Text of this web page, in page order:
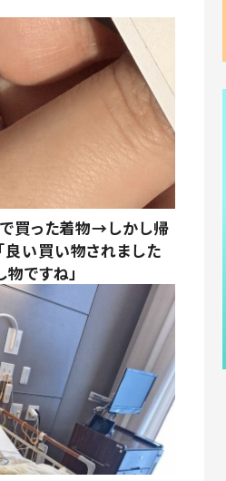
買った着物→しかし帰
い買い物されました
物ですね」